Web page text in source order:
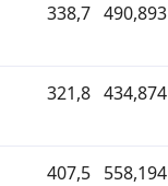
338,7 490,893
321,8 434,874
407,5 558,194